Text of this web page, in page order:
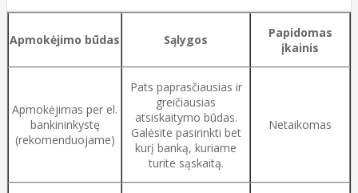
Apmokėjimo būdas Sąlygos
Papidomas
įkainis
Apmokėjimas per el.
bankininkystę
(rekomenduojame)
Pats paprasčiausias ir
greičiausias
atsiskaitymo būdas.
Galėsite pasirinkti bet
kurį banką, kuriame
turite sąskaitą.
Netaikomas